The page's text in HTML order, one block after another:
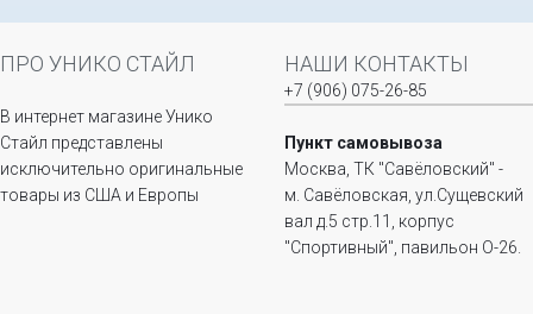
ПРО УНИКО СТАЙЛ
В интернет магазине Унико
Стайл представлены
исключительно оригинальные
товары из США и Европы
НАШИ КОНТАКТЫ
+7 (906) 075-26-85
Пункт самовывоза
Москва, ТК "Савёловский" -
м. Савёловская, ул.Сущевский
вал д.5 стр.11, корпус
"Спортивный", павильон О-26.